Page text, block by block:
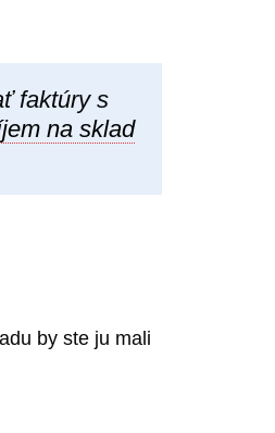
faktúry s
na sklad
by ste ju mali